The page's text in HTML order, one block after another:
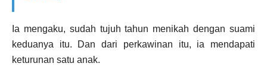
Ia mengaku, sudah tujuh tahun menikah dengan suami
keduanya itu. Dan dari perkawinan itu, ia mendapati
keturunan satu anak.